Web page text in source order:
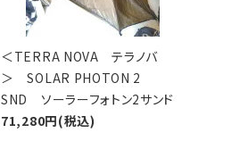
＜TERRA NOVA テラノバ
＞ SOLAR PHOTON 2
SND ソーラーフォトン2サンド
71,280円(税込)